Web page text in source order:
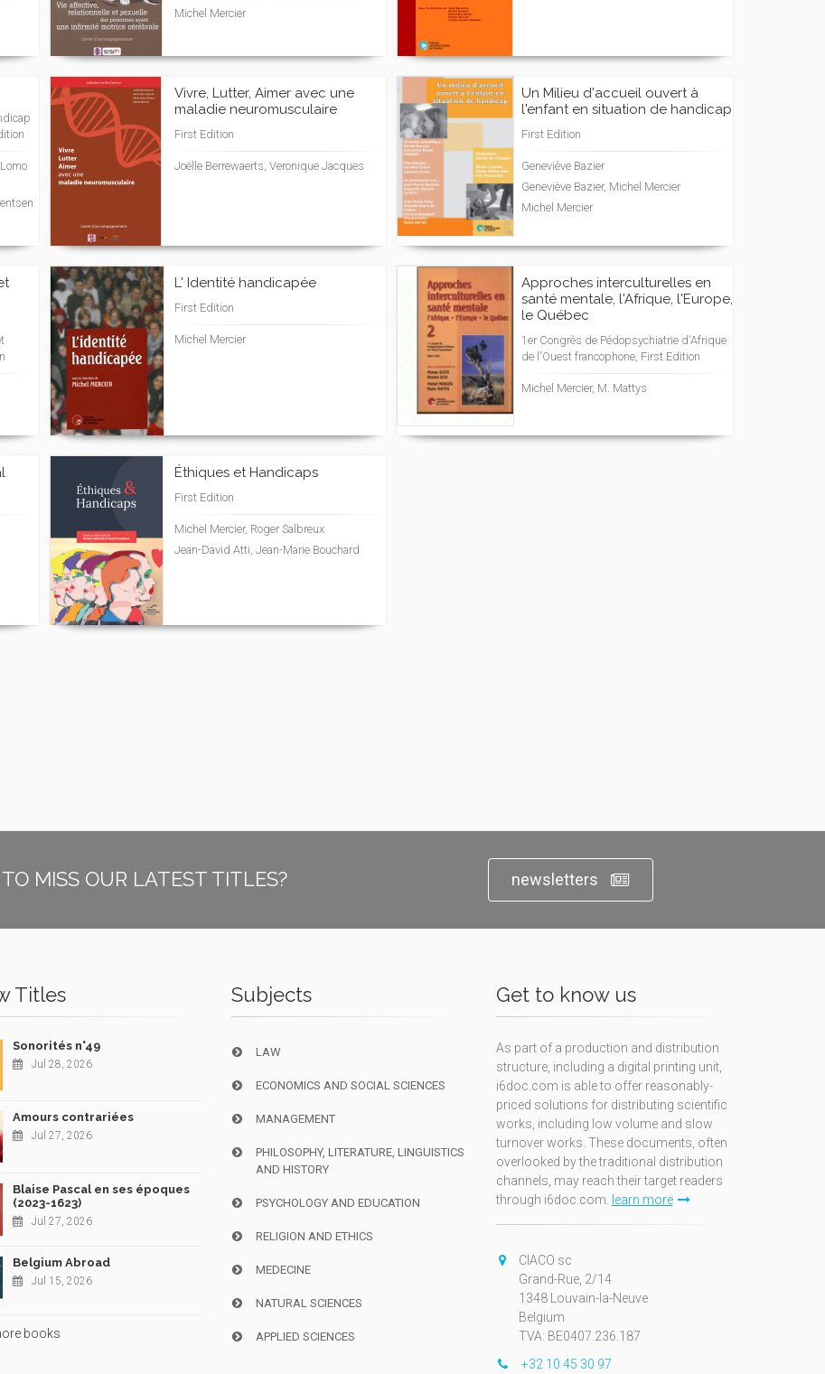
Michel Mercier
Vivre, Lutter, Aimer avec une
maladie neuromusculaire
First Edition
Joëlle Berrewaerts, Veronique Jacques
Un Milieu d'accueil ouvert à
l'enfant en situation de handicap
First Edition
Geneviève Bazier
Geneviève Bazier, Michel Mercier
Michel Mercier
L' Identité handicapée
First Edition
Michel Mercier
Approches interculturelles en
santé mentale, l'Afrique, l'Europe,
le Québec
1er Congrès de Pédopsychiatrie d'Afrique
de l'Ouest francophone, First Edition
Michel Mercier, M. Mattys
Éthiques et Handicaps
First Edition
Michel Mercier, Roger Salbreux
Jean-David Atti, Jean-Marie Bouchard
MISS OUR LATEST TITLES? newsletters
Titles
Sonorités n°49
Jul 28, 2026
Amours contrariées
Jul 27, 2026
Blaise Pascal en ses époques
(2023-1623)
Jul 27, 2026
Belgium Abroad
Jul 15, 2026
books
Subjects
LAW
ECONOMICS AND SOCIAL SCIENCES
MANAGEMENT
PHILOSOPHY, LITERATURE, LINGUISTICS
AND HISTORY
PSYCHOLOGY AND EDUCATION
RELIGION AND ETHICS
MEDECINE
NATURAL SCIENCES
APPLIED SCIENCES
Get to know us
As part of a production and distribution
structure, including a digital printing unit,
i6doc.com is able to offer reasonably-
priced solutions for distributing scientific
works, including low volume and slow
turnover works. These documents, often
overlooked by the traditional distribution
channels, may reach their target readers
through i6doc.com.
learn more
CIACO sc
Grand-Rue, 2/14
1348 Louvain-la-Neuve
Belgium
TVA: BE0407.236.187
+32 10 45 30 97